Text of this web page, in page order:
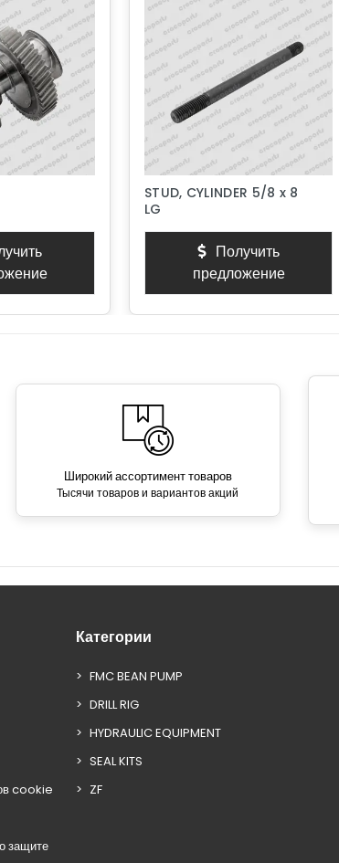
STUD, CYLINDER 5/8 x 8
LG
Получить
предложение
Широкий ассортимент товаров
Тысячи товаров и вариантов акций
cookie
защите
Категории
FMC BEAN PUMP
DRILL RIG
HYDRAULIC EQUIPMENT
SEAL KITS
ZF